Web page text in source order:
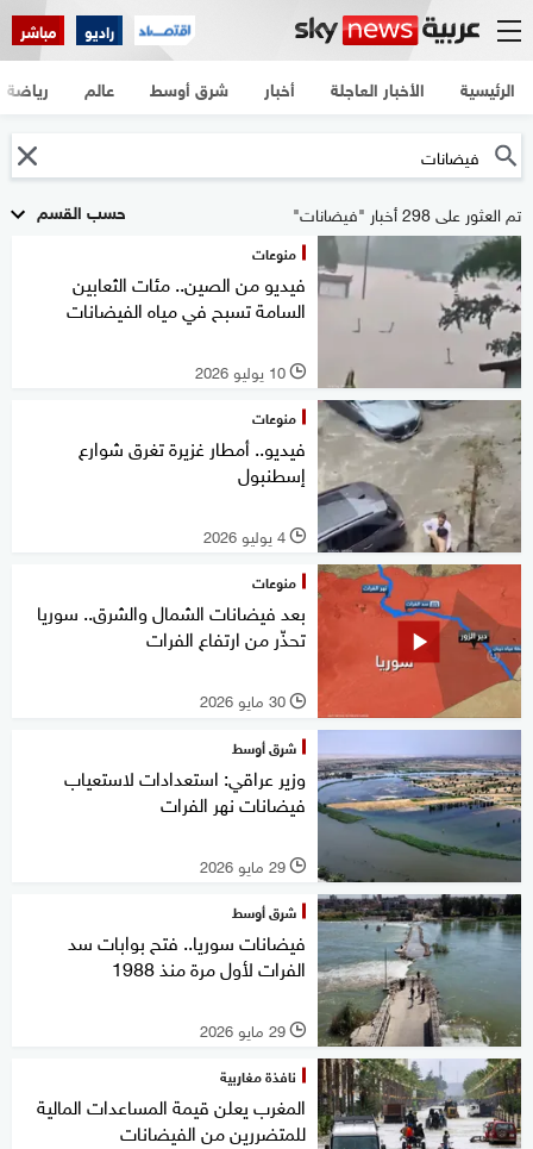
راديو مباشر
الرئيسية الأخبار العاجلة أخبار شرق أوسط عالم رياضة
حسب القسم تم العثور على 298 أخبار "فيضانات"
منوعات
فيديو من الصين.. مئات الثعابين
السامة تسبح في مياه الفيضانات
l 10 يوليو 2026
منوعات
فيديو.. أمطار غزيرة تغرق شوارع
إسطنبول
l 4 يوليو 2026
منوعات
بعد فيضانات الشمال والشرق.. سوريا
تحذّر من ارتفاع الفرات
l 30 مايو 2026
شرق أوسط
وزير عراقي: استعدادات لاستعياب
فيضانات نهر الفرات
l 29 مايو 2026
شرق أوسط
فيضانات سوريا.. فتح بوابات سد
الفرات لأول مرة منذ 1988
l 29 مايو 2026
نافذة مغاربية
المغرب يعلن قيمة المساعدات المالية
للمتضررين من الفيضانات